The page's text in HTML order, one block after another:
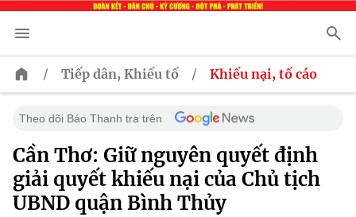
/ Tiếp dân, Khiếu tố / Khiếu nại, tố cáo
Theo dõi Báo Thanh tra trên
Cần Thơ: Giữ nguyên quyết định
giải quyết khiếu nại của Chủ tịch
UBND quận Bình Thủy